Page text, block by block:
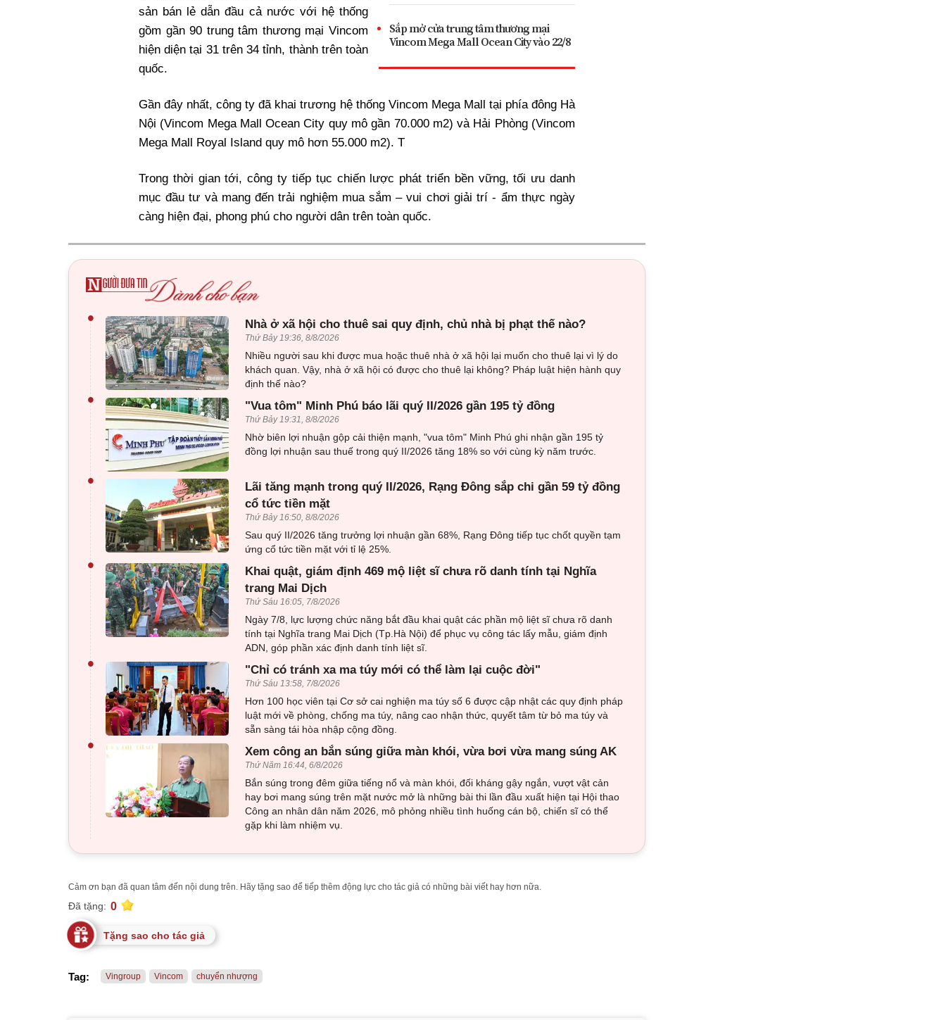
Sắp mở cửa trung tâm thương mại
Vincom Mega Mall Ocean City vào 22/8
sản bán lẻ dẫn đầu cả nước với hệ thống
gồm gần 90 trung tâm thương mại Vincom
hiện diện tại 31 trên 34 tỉnh, thành trên toàn
quốc.
Gần đây nhất, công ty đã khai trương hệ thống Vincom Mega Mall tại phía đông Hà
Nội (Vincom Mega Mall Ocean City quy mô gần 70.000 m2) và Hải Phòng (Vincom
Mega Mall Royal Island quy mô hơn 55.000 m2). T
Trong thời gian tới, công ty tiếp tục chiến lược phát triển bền vững, tối ưu danh
mục đầu tư và mang đến trải nghiệm mua sắm – vui chơi giải trí - ẩm thực ngày
càng hiện đại, phong phú cho người dân trên toàn quốc.
• Nhà ở xã hội cho thuê sai quy định, chủ nhà bị phạt thế nào?
Thứ Bảy 19:36, 8/8/2026
Nhiều người sau khi được mua hoặc thuê nhà ở xã hội lại muốn cho thuê lại vì lý do
khách quan. Vậy, nhà ở xã hội có được cho thuê lại không? Pháp luật hiện hành quy
định thế nào?
• "Vua tôm" Minh Phú báo lãi quý II/2026 gần 195 tỷ đồng
Thứ Bảy 19:31, 8/8/2026
Nhờ biên lợi nhuận gộp cải thiện mạnh, "vua tôm" Minh Phú ghi nhận gần 195 tỷ
đồng lợi nhuận sau thuế trong quý II/2026 tăng 18% so với cùng kỳ năm trước.
•
Lãi tăng mạnh trong quý II/2026, Rạng Đông sắp chi gần 59 tỷ đồng
cổ tức tiền mặt
Thứ Bảy 16:50, 8/8/2026
Sau quý II/2026 tăng trưởng lợi nhuận gần 68%, Rạng Đông tiếp tục chốt quyền tạm
ứng cổ tức tiền mặt với tỉ lệ 25%.
•
Khai quật, giám định 469 mộ liệt sĩ chưa rõ danh tính tại Nghĩa
trang Mai Dịch
Thứ Sáu 16:05, 7/8/2026
Ngày 7/8, lực lượng chức năng bắt đầu khai quật các phần mộ liệt sĩ chưa rõ danh
tính tại Nghĩa trang Mai Dịch (Tp.Hà Nội) để phục vụ công tác lấy mẫu, giám định
ADN, góp phần xác định danh tính liệt sĩ.
• "Chỉ có tránh xa ma túy mới có thể làm lại cuộc đời"
Thứ Sáu 13:58, 7/8/2026
Hơn 100 học viên tại Cơ sở cai nghiện ma túy số 6 được cập nhật các quy định pháp
luật mới về phòng, chống ma túy, nâng cao nhận thức, quyết tâm từ bỏ ma túy và
sẵn sàng tái hòa nhập cộng đồng.
• Xem công an bắn súng giữa màn khói, vừa bơi vừa mang súng AK
Thứ Năm 16:44, 6/8/2026
Bắn súng trong đêm giữa tiếng nổ và màn khói, đối kháng gậy ngắn, vượt vật cản
hay bơi mang súng trên mặt nước mở là những bài thi lần đầu xuất hiện tại Hội thao
Công an nhân dân năm 2026, mô phỏng nhiều tình huống cán bộ, chiến sĩ có thể
gặp khi làm nhiệm vụ.
Cảm ơn bạn đã quan tâm đến nội dung trên. Hãy tặng sao để tiếp thêm động lực cho tác giả có những bài viết hay hơn nữa.
Đã tặng: 0
Tặng sao cho tác giả
Tag: Vingroup Vincom chuyển nhượng